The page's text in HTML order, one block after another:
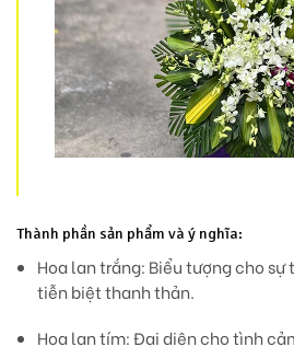
Thành phần sản phẩm và ý nghĩa:
Hoa lan trắng: Biểu tượng cho sự
tiễn biệt thanh thản.
Hoa lan tím:Đại diện cho tình